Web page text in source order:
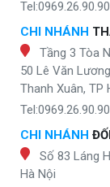
Tel:0969.26.90.90
CHI NHÁNH
Tầng 3 Tòa
50 Lê Văn
Thanh Xuân, TP
Tel:0969.26.90.90
CHI NHÁNH
Số 83 Láng
Hà Nội